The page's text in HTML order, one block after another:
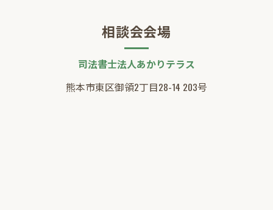
相談会会場
司法書士法人あかりテラス
熊本市東区御領2丁目28-14 203号